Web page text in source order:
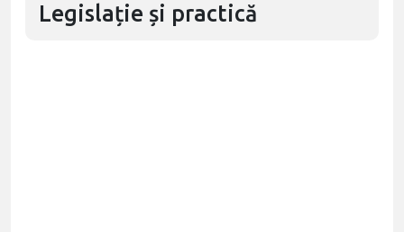
Legislație și practică